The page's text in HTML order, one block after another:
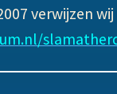
verwijzen